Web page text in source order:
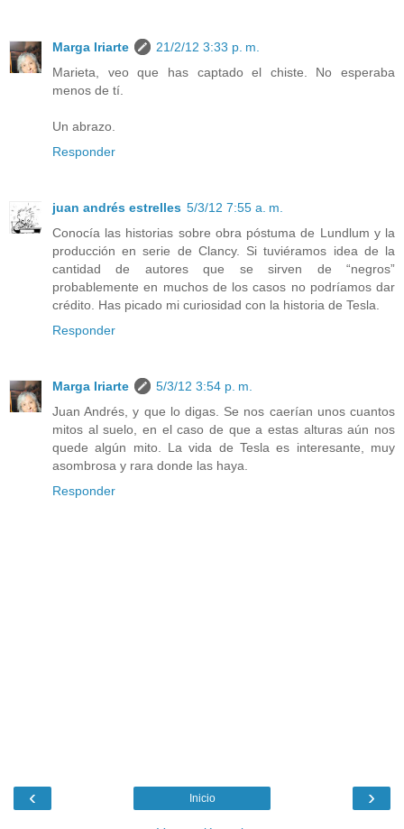
Marga Iriarte
21/2/12 3:33 p. m.
Marieta, veo que has captado el chiste. No esperaba
menos de tí.
Un abrazo.
Responder
juan andrés estrelles 5/3/12 7:55 a. m.
Conocía las historias sobre obra póstuma de Lundlum y la
producción en serie de Clancy. Si tuviéramos idea de la
cantidad de autores que se sirven de “negros”
probablemente en muchos de los casos no podríamos dar
crédito. Has picado mi curiosidad con la historia de Tesla.
Responder
Marga Iriarte
5/3/12 3:54 p. m.
Juan Andrés, y que lo digas. Se nos caerían unos cuantos
mitos al suelo, en el caso de que a estas alturas aún nos
quede algún mito. La vida de Tesla es interesante, muy
asombrosa y rara donde las haya.
Responder
‹ ›
Inicio